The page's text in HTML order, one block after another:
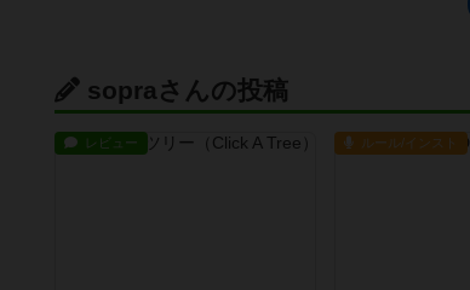
sopraさんの投稿
レビュー ルール/インスト